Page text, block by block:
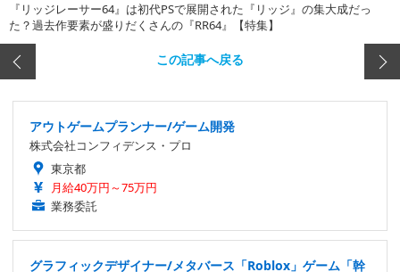
『リッジレーサー64』は初代PSで展開された『リッジ』の集大成だっ
た？過去作要素が盛りだくさんの『RR64』【特集】
この記事へ戻る
アウトゲームプランナー/ゲーム開発
株式会社コンフィデンス・プロ
東京都
月給40万円～75万円
業務委託
グラフィックデザイナー/メタバース「Roblox」ゲーム「幹